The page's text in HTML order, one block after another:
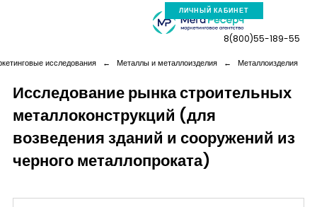
ЛИЧНЫЙ КАБИНЕТ
Компания
Услуги
Новая реальность
8(800)55-189-55
исследования ← Металлы и металлоизделия ← Металлоизделия
Исследование рынка строительных
металлоконструкций (для
возведения зданий и сооружений из
черного металлопроката)